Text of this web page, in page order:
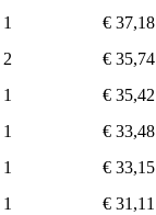
1
€ 37,18
2 € 35,74
1
€ 35,42
1
€ 33,48
1
€ 33,15
1
€ 31,11